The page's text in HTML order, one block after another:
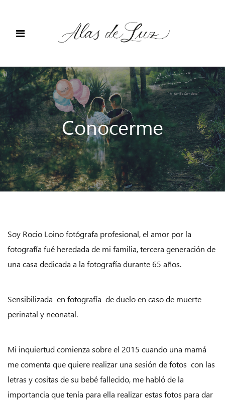
Conocerme
Soy Rocio Loino fotógrafa profesional, el amor por la
fotografía fué heredada de mi familia, tercera generación de
una casa dedicada a la fotografía durante 65 años.
Sensibilizada en fotografía de duelo en caso de muerte
perinatal y neonatal.
Mi inquiertud comienza sobre el 2015 cuando una mamá
me comenta que quiere realizar una sesión de fotos con las
letras y cositas de su bebé fallecido, me habló de la
importancia que tenía para ella realizar estas fotos para dar